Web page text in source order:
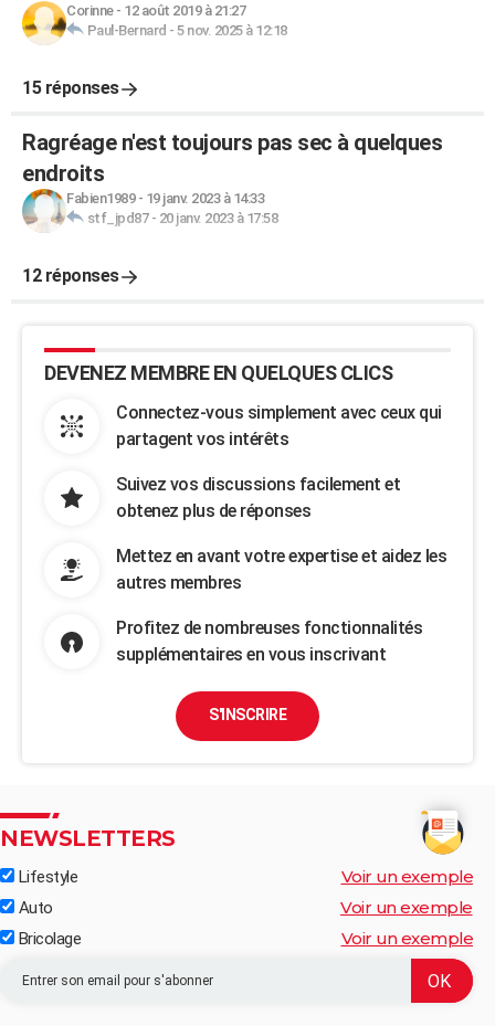
Corinne- 12 août 2019 à 21:27
Paul-Bernard - 5 nov. 2025 à 12:18
15 réponses
Ragréage n'est toujours pas sec à quelques
endroits
Fabien1989- 19 janv. 2023 à 14:33
stf_jpd87- 20 janv. 2023 à 17:58
12 réponses
DEVENEZ MEMBRE EN QUELQUES CLICS
Connectez-vous simplement avec ceux qui
partagent vos intérêts
Suivez vos discussions facilement et
obtenez plus de réponses
Mettez en avant votre expertise et aidez les
autres membres
Profitez de nombreuses fonctionnalités
supplémentaires en vous inscrivant
S'INSCRIRE
NEWSLETTERS
Lifestyle Voir un exemple
Auto Voir un exemple
Bricolage Voir un exemple